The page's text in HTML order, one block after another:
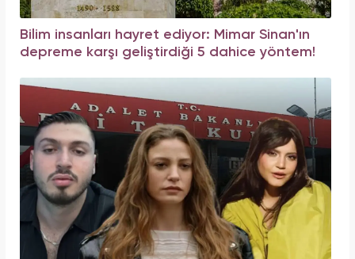
Bilim insanları hayret ediyor: Mimar Sinan'ın
depreme karşı geliştirdiği 5 dahice yöntem!